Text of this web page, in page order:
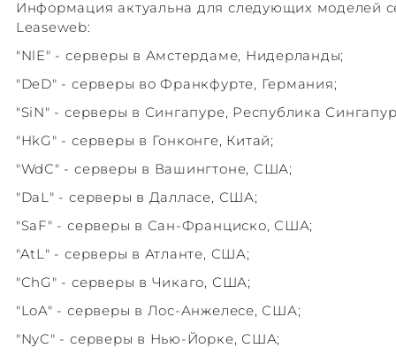
Информация актуальна для следующих моделей
Leaseweb:
"NlE" - серверы в Амстердаме, Нидерланды;
"DeD" - серверы во Франкфурте, Германия;
"SiN" - серверы в Сингапуре, Республика
"HkG" - серверы в Гонконге, Китай;
"WdC" - серверы в Вашингтоне, США;
"DaL" - серверы в Далласе, США;
"SaF" - серверы в Сан-Франциско, США;
"AtL" - серверы в Атланте, США;
"ChG" - серверы в Чикаго, США;
"LoA" - серверы в Лос-Анжелесе, США;
"NyC" - серверы в Нью-Йорке, США;